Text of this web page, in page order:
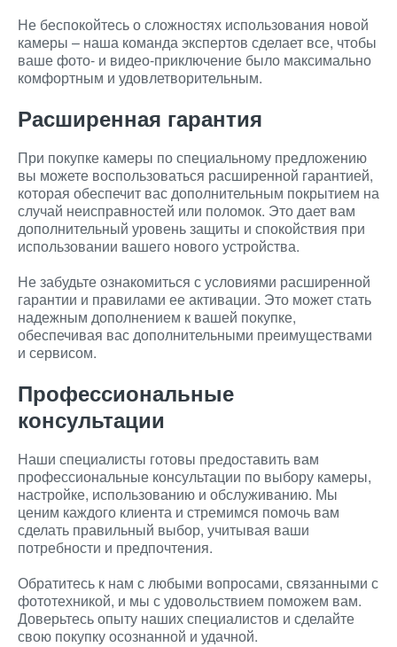
Не беспокойтесь о сложностях использования новой
камеры – наша команда экспертов сделает все, чтобы
ваше фото- и видео-приключение было максимально
комфортным и удовлетворительным.
Расширенная гарантия
При покупке камеры по специальному предложению
вы можете воспользоваться расширенной гарантией,
которая обеспечит вас дополнительным покрытием на
случай неисправностей или поломок. Это дает вам
дополнительный уровень защиты и спокойствия при
использовании вашего нового устройства.
Не забудьте ознакомиться с условиями расширенной
гарантии и правилами ее активации. Это может стать
надежным дополнением к вашей покупке,
обеспечивая вас дополнительными преимуществами
и сервисом.
Профессиональные
консультации
Наши специалисты готовы предоставить вам
профессиональные консультации по выбору камеры,
настройке, использованию и обслуживанию. Мы
ценим каждого клиента и стремимся помочь вам
сделать правильный выбор, учитывая ваши
потребности и предпочтения.
Обратитесь к нам с любыми вопросами, связанными с
фототехникой, и мы с удовольствием поможем вам.
Доверьтесь опыту наших специалистов и сделайте
свою покупку осознанной и удачной.